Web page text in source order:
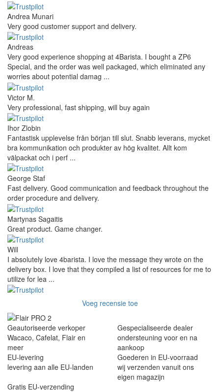
Andrea Munari
Very good customer support and delivery.
Andreas
Very good experience shopping at 4Barista. I bought a ZP6
Special, and the order was well packaged, which eliminated any
worries about potential damag ...
Victor M.
Very professional, fast shipping, will buy again
Ihor Zlobin
Fantastisk upplevelse från början till slut. Snabb leverans, mycket
bra kommunikation och produkter av hög kvalitet. Allt kom
välpackat och i perf ...
George Staf
Fast delivery. Good communication and feedback throughout the
order procedure and delivery.
Martynas Sagaitis
Great product. Game changer.
Will
I absolutely love 4barista. I love the message they wrote on the
delivery box. I love that they compiled a list of resources for me to
utilize for lea ...
Voeg recensie toe
Geautoriseerde verkoper
Wacaco, Cafelat, Flair en
meer
Gespecialiseerde dealer
ondersteuning voor en na
aankoop
EU-levering
levering aan alle EU-landen
Goederen in EU-voorraad
wij verzenden vanuit ons
eigen magazijn
Gratis EU-verzending